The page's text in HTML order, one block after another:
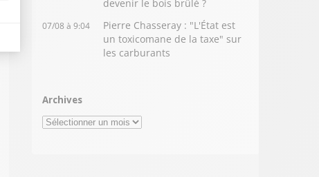
devenir le bois brûlé ?
07/08 à 9:04
Pierre Chasseray : "L'État est
un toxicomane de la taxe" sur
les carburants
Archives
Archives